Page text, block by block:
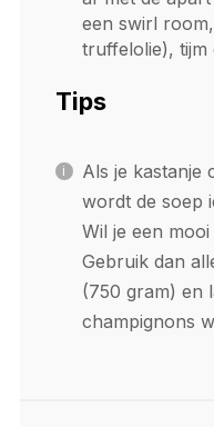
een swirl
truffelolie), tijm
Tips
Als je kastanje
wordt de soep
Wil je een
Gebruik dan
(750 gram) en
champignons